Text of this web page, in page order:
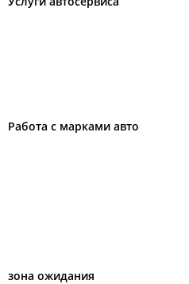
Работа с марками авто
зона ожидания